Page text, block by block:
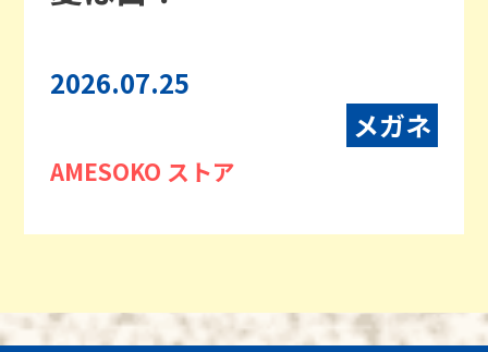
2026.07.25
メガネ
AMESOKO ストア